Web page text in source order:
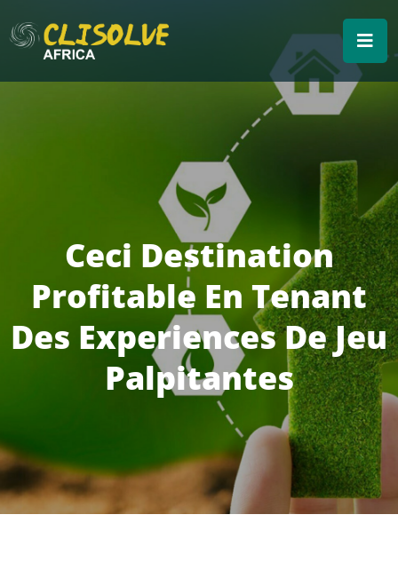
Ceci Destination
Profitable En Tenant
Des Experiences De Jeu
Palpitantes